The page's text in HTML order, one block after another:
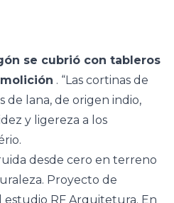
se cubrió con tableros
. “Las cortinas de
de lana, de origen indio,
y ligereza a los